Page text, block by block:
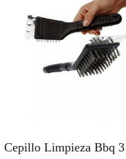
Cepillo Limpieza Bbq